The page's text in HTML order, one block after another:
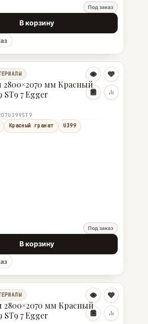
Под заказ
В корзину
мм Красный
ST9 7 Egger
Красный гранат U399
Под заказ
В корзину
мм Красный
ST9 7 Egger